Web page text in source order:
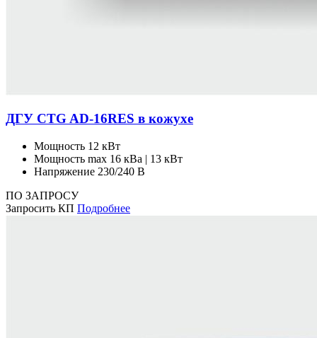
ДГУ CTG AD-16RES в кожухе
Мощность 12 кВт
Мощность max 16 кВа | 13 кВт
Напряжение 230/240 В
ПО ЗАПРОСУ
Запросить КП Подробнее